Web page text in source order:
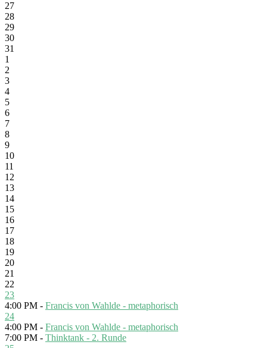
27
28
29
30
31
1
2
3
4
5
6
7
8
9
10
11
12
13
14
15
16
17
18
19
20
21
22
23
4:00 PM - Francis von Wahlde - metaphorisch
24
4:00 PM - Francis von Wahlde - metaphorisch
7:00 PM - Thinktank - 2. Runde